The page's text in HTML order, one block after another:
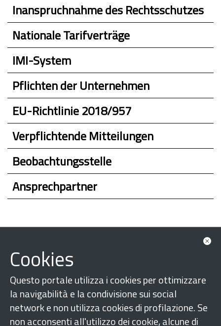
Inanspruchnahme des Rechtsschutzes
Nationale Tarifverträge
IMI-System
Pflichten der Unternehmen
EU-Richtlinie 2018/957
Verpflichtende Mitteilungen
Beobachtungsstelle
Ansprechpartner
Cookies
Questo portale utilizza i cookies per ottimizzare
la navigabilità e la condivisione sui social
network e non utilizza cookies di profilazione. Se
non acconsenti all'utilizzo dei cookie, alcune di
Folgen Sie uns auf